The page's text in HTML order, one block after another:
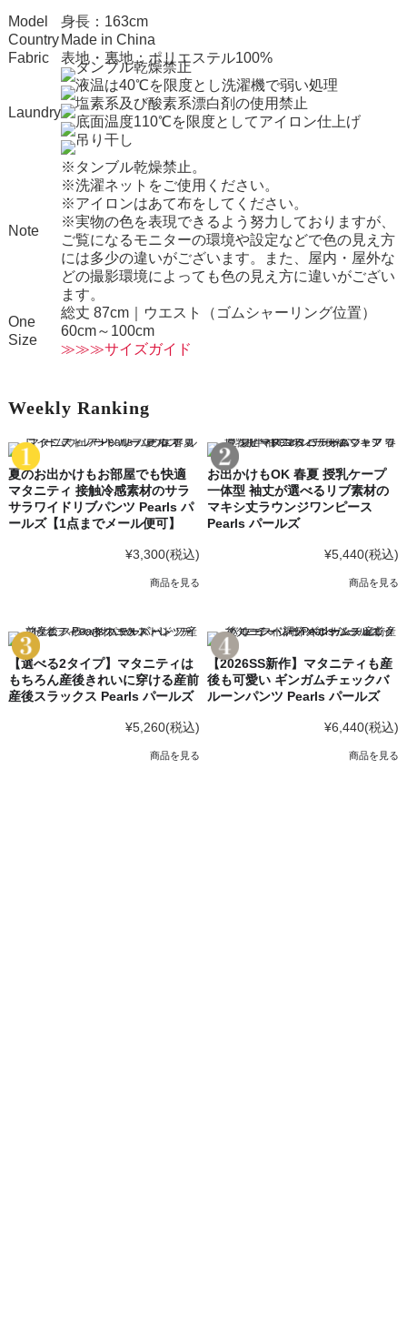
Model
身長：163cm
Country Made in China
Fabric
表地・裏地：ポリエステル100%
Laundry
Note
※タンブル乾燥禁止。
※洗濯ネットをご使用ください。
※アイロンはあて布をしてください。
※実物の色を表現できるよう努力しておりますが、
ご覧になるモニターの環境や設定などで色の見え方
には多少の違いがございます。また、屋内・屋外な
どの撮影環境によっても色の見え方に違いがござい
ます。
One
Size
総丈 87cm｜ウエスト（ゴムシャーリング位置）
60cm～100cm
≫≫≫サイズガイド
Weekly Ranking
夏のお出かけもお部屋でも快適
マタニティ 接触冷感素材のサラ
サラワイドリブパンツ Pearls パ
ールズ【1点までメール便可】
¥3,300(税込)
商品を見る
お出かけもOK 春夏 授乳ケープ
一体型 袖丈が選べるリブ素材の
マキシ丈ラウンジワンピース
Pearls パールズ
¥5,440(税込)
商品を見る
【選べる2タイプ】マタニティは
もちろん産後きれいに穿ける産前
産後スラックス Pearls パールズ
¥5,260(税込)
商品を見る
【2026SS新作】マタニティも産
後も可愛い ギンガムチェックバ
ルーンパンツ Pearls パールズ
¥6,440(税込)
商品を見る